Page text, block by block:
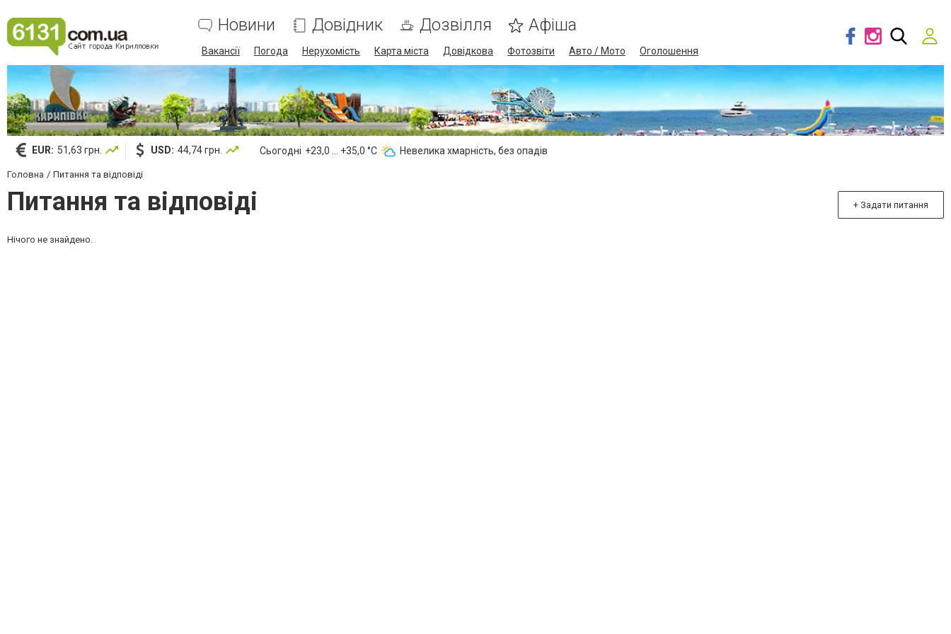
Новини Довідник Дозвілля Афіша
Вакансії Погода Нерухомість Карта міста Довідкова Фотозвіти Авто / Мото Оголошення
EUR: 51,63 грн. USD: 44,74 грн. Сьогодні +23,0 ... +35,0 °С Невелика хмарність, без опадів
Головна Питання та відповіді
Питання та відповіді + Задати питання
Нічого не знайдено.